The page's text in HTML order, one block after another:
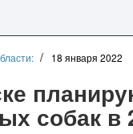
18 января 2022
собак в